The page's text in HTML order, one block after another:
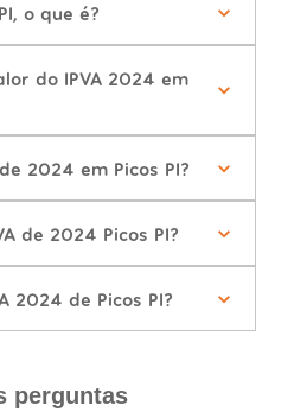
o que é?
do IPVA 2024 em
2024 em Picos PI?
de 2024 Picos PI?
2024 de Picos PI?
perguntas